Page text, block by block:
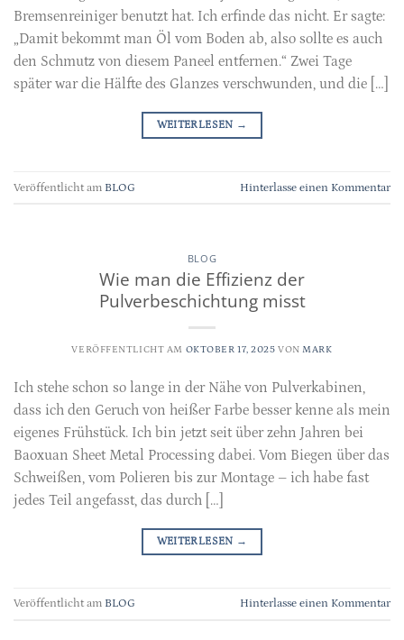
Bremsenreiniger benutzt hat. Ich erfinde das nicht. Er sagte:
„Damit bekommt man Öl vom Boden ab, also sollte es auch
den Schmutz von diesem Paneel entfernen.“ Zwei Tage
später war die Hälfte des Glanzes verschwunden, und die […]
WEITERLESEN →
Veröffentlicht am BLOG Hinterlasse einen Kommentar
BLOG
Wie man die Effizienz der
Pulverbeschichtung misst
VERÖFFENTLICHT AM OKTOBER 17, 2025 VONMARK
Ich stehe schon so lange in der Nähe von Pulverkabinen,
dass ich den Geruch von heißer Farbe besser kenne als mein
eigenes Frühstück. Ich bin jetzt seit über zehn Jahren bei
Baoxuan Sheet Metal Processing dabei. Vom Biegen über das
Schweißen, vom Polieren bis zur Montage – ich habe fast
jedes Teil angefasst, das durch […]
WEITERLESEN →
Veröffentlicht am BLOG Hinterlasse einen Kommentar